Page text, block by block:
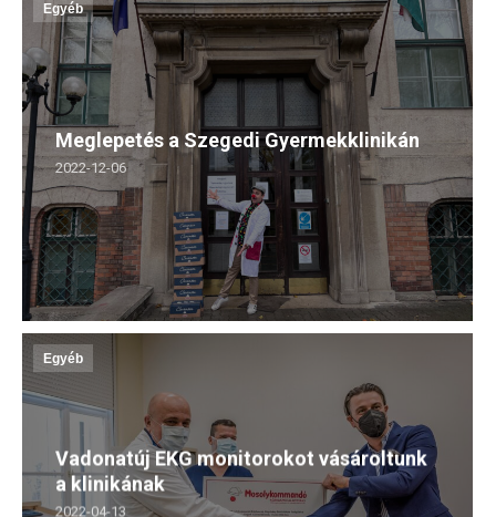
Egyéb
Meglepetés a Szegedi Gyermekklinikán
2022-12-06
Egyéb
Vadonatúj EKG monitorokot vásároltunk
a klinikának
2022-04-13